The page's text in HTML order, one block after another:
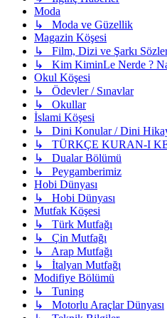
Moda
↳ Moda ve Güzellik
Magazin Köşesi
↳ Film, Dizi ve Şarkı
↳ Kim KiminLe Nerde ?
Okul Köşesi
↳ Ödevler / Sınavlar
↳ Okullar
İslami Köşesi
↳ Dini Konular / Dini
↳ TÜRKÇE KURAN-I
↳ Dualar Bölümü
↳ Peygamberimiz
Hobi Dünyası
↳ Hobi Dünyası
Mutfak Köşesi
↳ Türk Mutfağı
↳ Çin Mutfağı
↳ Arap Mutfağı
↳ İtalyan Mutfağı
Modifiye Bölümü
↳ Tuning
↳ Motorlu Araçlar Dünyası